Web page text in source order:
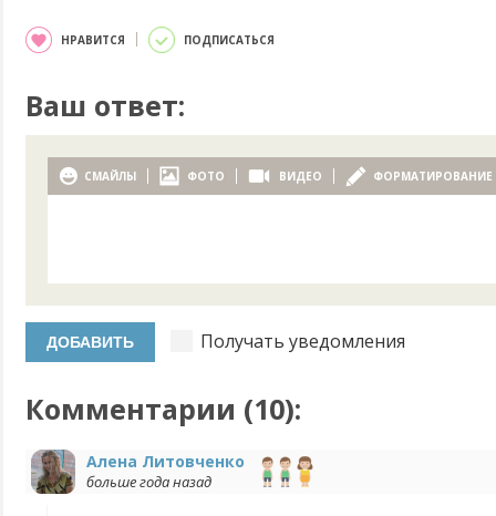
НРАВИТСЯ ПОДПИСАТЬСЯ
Ваш ответ:
СМАЙЛЫ ФОТО ВИДЕО ФОРМАТИРОВАНИЕ
Получать уведомления
Комментарии (10):
Алена Литовченко
больше года назад